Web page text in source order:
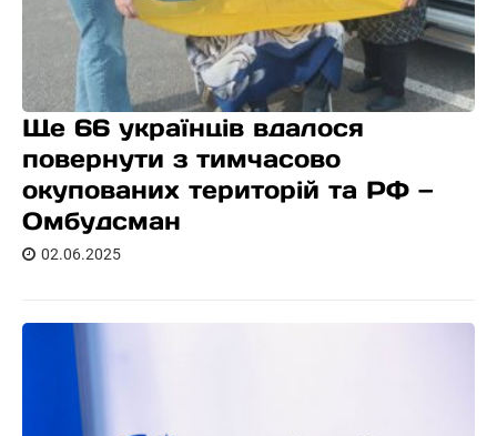
Ще 66 українців вдалося
повернути з тимчасово
окупованих територій та РФ —
Омбудсман
02.06.2025